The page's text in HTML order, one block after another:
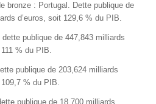
bronze : Portugal. Dette publique de
d’euros, soit 129,6 % du PIB.
publique de 447,843 milliards
% du PIB.
publique de 203,624 milliards
109,7 % du PIB.
publique de 18,700 milliards